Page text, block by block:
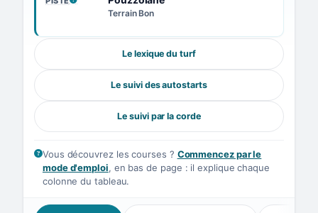
, VOIR LA DÉFINITION
Terrain Bon
Le lexique du turf
Le suivi des autostarts
Le suivi par la corde
Vous découvrez les courses ? Commencez par le
mode d'emploi, en bas de page : il explique chaque
colonne du tableau.